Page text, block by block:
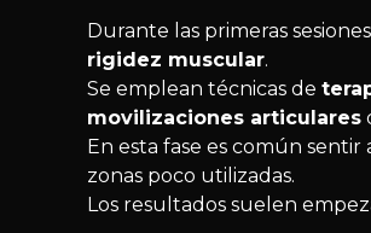
Durante las primeras
rigidez muscular.
Se emplean técnicas de
movilizaciones articulares
En esta fase es común
zonas poco utilizadas.
Los resultados suelen